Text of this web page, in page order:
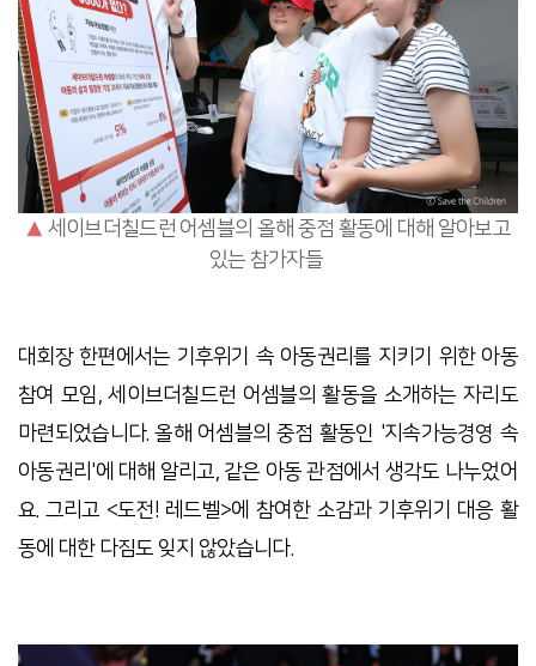
▲ 세이브더칠드런 어셈블의 올해 중점 활동에 대해 알아보고
있는 참가자들
대회장 한편에서는 기후위기 속 아동권리를 지키기 위한 아동
참여 모임, 세이브더칠드런 어셈블의 활동을 소개하는 자리도
마련되었습니다. 올해 어셈블의 중점 활동인 '지속가능경영 속
아동권리'에 대해 알리고, 같은 아동 관점에서 생각도 나누었어
요. 그리고 <도전! 레드벨>에 참여한 소감과 기후위기 대응 활
동에 대한 다짐도 잊지 않았습니다.